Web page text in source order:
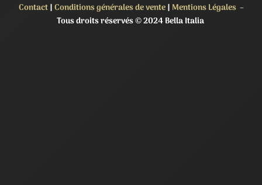
Contact|Conditions générales de vente| Mentions Légales–
Tous droits réservés © 2024 Bella Italia